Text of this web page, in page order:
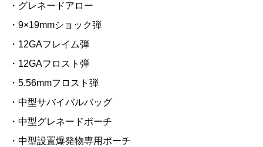
・グレネードアロー
・9×19mmショック弾
・12GAフレイム弾
・12GAフロスト弾
・5.56mmフロスト弾
・中型サバイバルバッグ
・中型グレネードポーチ
・中型設置爆発物専用ポーチ